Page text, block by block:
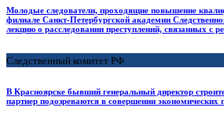
Молодые следователи, проходящие повышение
филиале Санкт-Петербургской академии
лекцию о расследовании преступлений, связанных с
Следственный комитет РФ
В Красноярске бывший генеральный директор
партнер подозреваются в совершении экономических